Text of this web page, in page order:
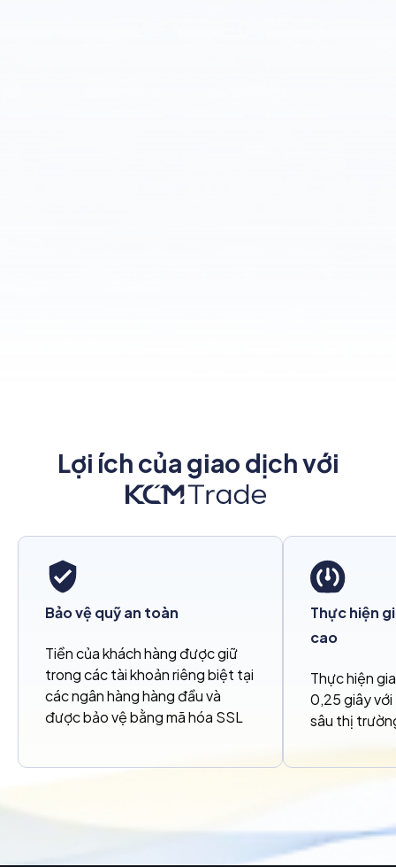
Lợi ích của giao dịch với
Bảo vệ quỹ an toàn
Tiền của khách hàng được giữ
trong các tài khoản riêng biệt tại
các ngân hàng hàng đầu và
được bảo vệ bằng mã hóa SSL
Thực hiện
cao
Thực hiện
0,25 giây
sâu thị